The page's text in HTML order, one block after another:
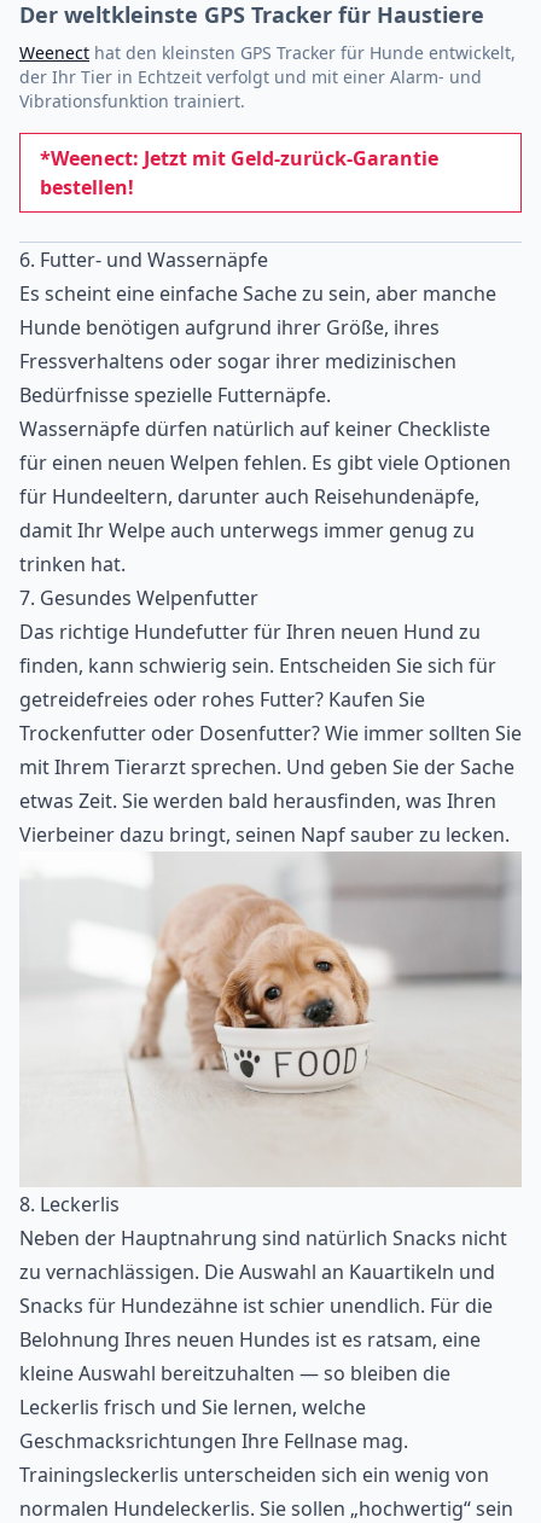
Der weltkleinste GPS Tracker für Haustiere
Weenect hat den kleinsten GPS Tracker für Hunde entwickelt,
der Ihr Tier in Echtzeit verfolgt und mit einer Alarm- und
Vibrationsfunktion trainiert.
*Weenect: Jetzt mit Geld-zurück-Garantie
bestellen!
6. Futter- und Wassernäpfe
Es scheint eine einfache Sache zu sein, aber manche
Hunde benötigen aufgrund ihrer Größe, ihres
Fressverhaltens oder sogar ihrer medizinischen
Bedürfnisse spezielle Futternäpfe.
Wassernäpfe dürfen natürlich auf keiner Checkliste
für einen neuen Welpen fehlen. Es gibt viele Optionen
für Hundeeltern, darunter auch Reisehundenäpfe,
damit Ihr Welpe auch unterwegs immer genug zu
trinken hat.
7. Gesundes Welpenfutter
Das richtige Hundefutter für Ihren neuen Hund zu
finden, kann schwierig sein. Entscheiden Sie sich für
getreidefreies oder rohes Futter? Kaufen Sie
Trockenfutter oder Dosenfutter? Wie immer sollten Sie
mit Ihrem Tierarzt sprechen. Und geben Sie der Sache
etwas Zeit. Sie werden bald herausfinden, was Ihren
Vierbeiner dazu bringt, seinen Napf sauber zu lecken.
8. Leckerlis
Neben der Hauptnahrung sind natürlich Snacks nicht
zu vernachlässigen. Die Auswahl an Kauartikeln und
Snacks für Hundezähne ist schier unendlich. Für die
Belohnung Ihres neuen Hundes ist es ratsam, eine
kleine Auswahl bereitzuhalten — so bleiben die
Leckerlis frisch und Sie lernen, welche
Geschmacksrichtungen Ihre Fellnase mag.
Trainingsleckerlis unterscheiden sich ein wenig von
normalen Hundeleckerlis. Sie sollen „hochwertig“ sein